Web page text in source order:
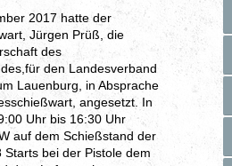
2017 hatte der
Jürgen Prüß, die
des
den Landesverband
Lauenburg, in Absprache
angesetzt. In
Uhr bis 16:30 Uhr
auf dem Schießstand der
Starts bei der Pistole dem